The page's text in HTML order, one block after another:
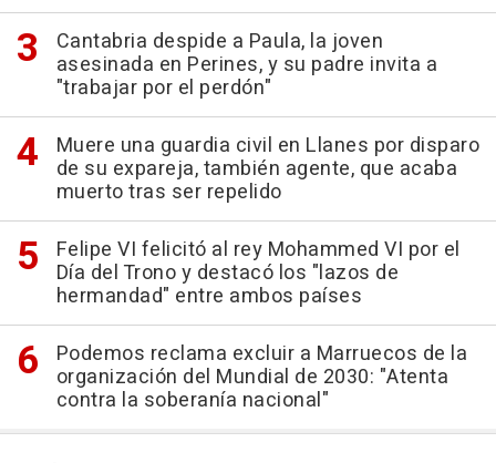
Cantabria despide a Paula, la joven
asesinada en Perines, y su padre invita a
"trabajar por el perdón"
Muere una guardia civil en Llanes por disparo
de su expareja, también agente, que acaba
muerto tras ser repelido
Felipe VI felicitó al rey Mohammed VI por el
Día del Trono y destacó los "lazos de
hermandad" entre ambos países
Podemos reclama excluir a Marruecos de la
organización del Mundial de 2030: "Atenta
contra la soberanía nacional"